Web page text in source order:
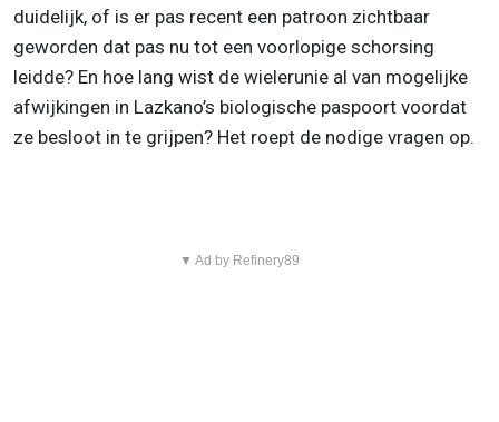
duidelijk, of is er pas recent een patroon zichtbaar
geworden dat pas nu tot een voorlopige schorsing
leidde? En hoe lang wist de wielerunie al van mogelijke
afwijkingen in Lazkano’s biologische paspoort voordat
ze besloot in te grijpen? Het roept de nodige vragen op.
▼ Ad by Refinery89